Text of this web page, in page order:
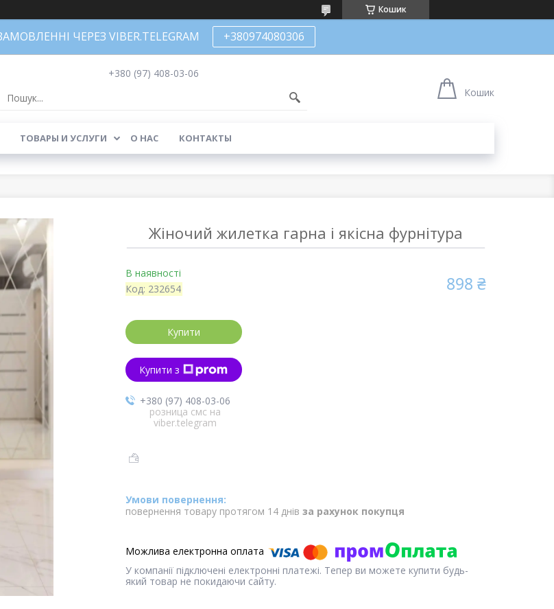
Кошик
ЧЕРЕЗ VIBER.TELEGRAM +380974080306
+380 (97) 408-03-06
Кошик
ТОВАРЫ И УСЛУГИ О НАС КОНТАКТЫ
Жіночий жилетка гарна і якісна фурнітура
В наявності
Код: 232654 898 ₴
Купити
Купити з
+380 (97) 408-03-06
розница смс на
viber.telegram
повернення товару протягом 14 днів за рахунок покупця
У компанії підключені електронні платежі. Тепер ви можете купити будь-
який товар не покидаючи сайту.